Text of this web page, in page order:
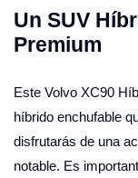
Un SUV
Premium
Este Volvo XC90
híbrido enchufable
disfrutarás de una
notable. Es